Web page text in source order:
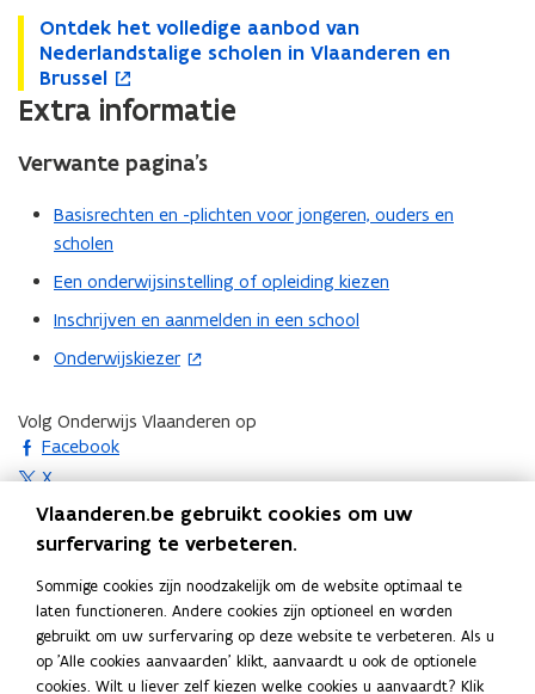
O
n
t
d
e
h
o
l
e
g
e
a
a
n
b
o
d
v
a
n
o
p
e
n
t
n
u
v
e
t
e
r
Ontdek het volledige aanbod van
Nederlandstalige scholen in Vlaanderen en
Brussel
O
n
t
d
e
h
o
l
e
g
e
a
a
n
b
o
d
v
a
n
Extra informatie
Verwante pagina’s
Basisrechten en -plichten voor jongeren, ouders en
scholen
Een onderwijsinstelling of opleiding kiezen
Inschrijven en aanmelden in een school
Onderwijskiezer
(
p
e
n
n
i
e
u
Volg Onderwijs Vlaanderen op
Facebook
opent in nieuw venster
X
opent in nieuw venster
Instagram
opent in nieuw venster
Linkedin
opent in nieuw venster
L
i
n
k
K
o
p
i
Contact
Vlaanderen.be gebruikt cookies om uw
surfervaring te verbeteren.
Sommige cookies zijn noodzakelijk om de website optimaal te
laten functioneren. Andere cookies zijn optioneel en worden
gebruikt om uw surfervaring op deze website te verbeteren. Als u
op 'Alle cookies aanvaarden' klikt, aanvaardt u ook de optionele
cookies. Wilt u liever zelf kiezen welke cookies u aanvaardt? Klik